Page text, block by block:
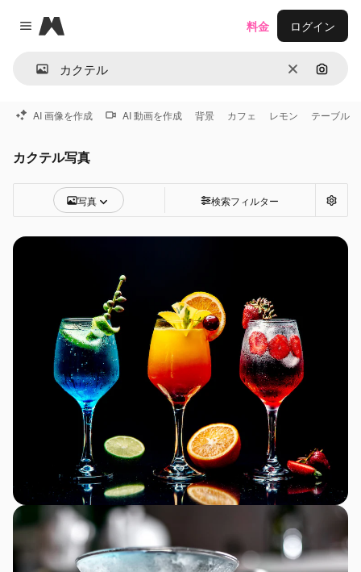
Close menu
Magnific
消去 画像で
料金 ログイン
AI 画像を作成 AI 動画を作成 背景 カフェ レモン テーブル
カクテル写真
写真 検索フィルター